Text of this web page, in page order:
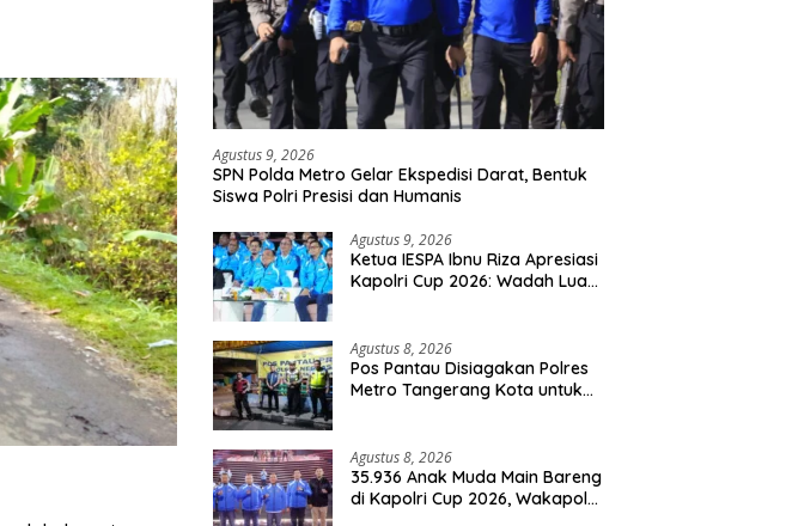
Agustus 9, 2026
SPN Polda Metro Gelar Ekspedisi Darat, Bentuk
Siswa Polri Presisi dan Humanis
Agustus 9, 2026
Ketua IESPA Ibnu Riza Apresiasi
Kapolri Cup 2026: Wadah Luar
Agustus 8, 2026
Pos Pantau Disiagakan Polres
Metro Tangerang Kota untuk
Agustus 8, 2026
35.936 Anak Muda Main Bareng
di Kapolri Cup 2026, Wakapolri: